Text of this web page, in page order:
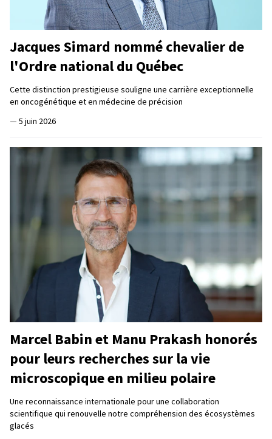
Jacques Simard nommé chevalier de
l'Ordre national du Québec
Cette distinction prestigieuse souligne une carrière exceptionnelle
en oncogénétique et en médecine de précision
— 5 juin 2026
Marcel Babin et Manu Prakash honorés
pour leurs recherches sur la vie
microscopique en milieu polaire
Une reconnaissance internationale pour une collaboration
scientifique qui renouvelle notre compréhension des écosystèmes
glacés